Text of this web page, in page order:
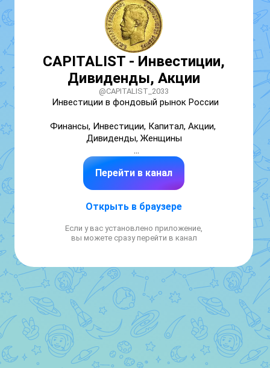
CAPITALIST - Инвестиции,
Дивиденды, Акции
@CAPITALIST_2033
Инвестиции в фондовый рынок России
Финансы, Инвестиции, Капитал, Акции,
Дивиденды, Женщины
По рекламе:
https://clck.ru/3TdLM8
https://t.me/+YFNbUyvgmcswMmIy
Или биржу
Не ИИР ни ИП ни ЗАО ни ООО ни ПАО
Перейти в канал
Открыть в браузере
Если у вас установлено приложение,
вы можете сразу перейти в канал